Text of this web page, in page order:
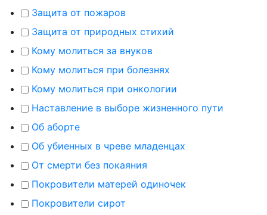
Защита от пожаров
Защита от природных стихий
Кому молиться за внуков
Кому молиться при болезнях
Кому молиться при онкологии
Наставление в выборе жизненного пути
Об аборте
Об убиенных в чреве младенцах
От смерти без покаяния
Покровители матерей одиночек
Покровители сирот